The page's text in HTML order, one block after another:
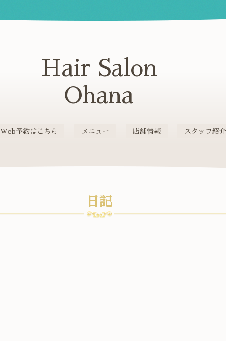
Hair Salon
Ohana
Web予約はこちら メニュー 店舗情報 スタッフ紹介
日記